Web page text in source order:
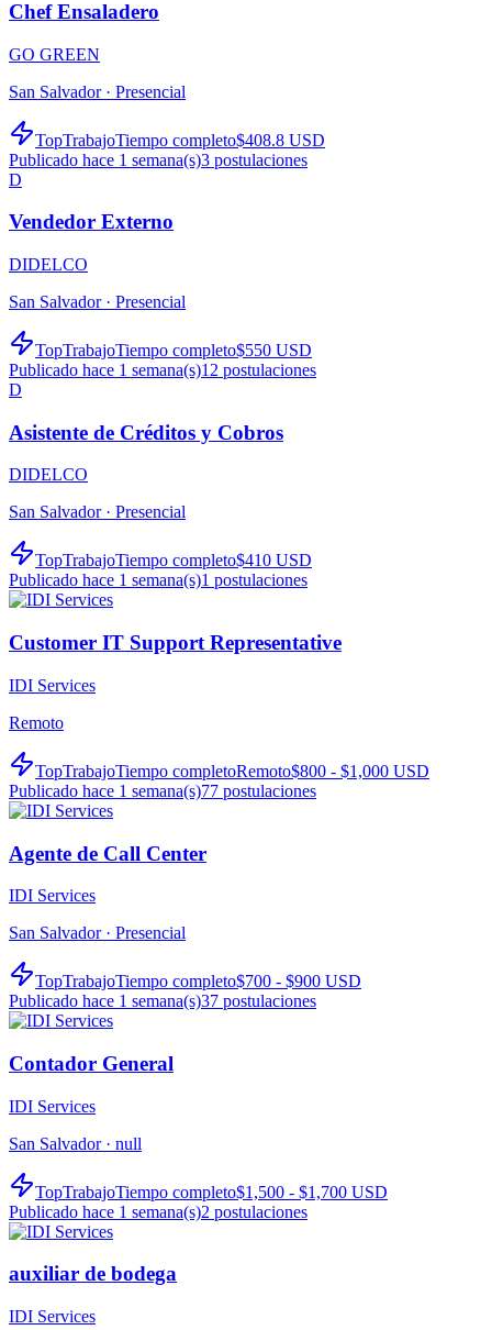
Chef Ensaladero
GO GREEN
San Salvador · Presencial
TopTrabajoTiempo completo$408.8 USD
Publicado hace 1 semana(s)3 postulaciones
D
Vendedor Externo
DIDELCO
San Salvador · Presencial
TopTrabajoTiempo completo$550 USD
Publicado hace 1 semana(s)12 postulaciones
D
Asistente de Créditos y Cobros
DIDELCO
San Salvador · Presencial
TopTrabajoTiempo completo$410 USD
Publicado hace 1 semana(s)1 postulaciones
Customer IT Support Representative
IDI Services
Remoto
TopTrabajoTiempo completoRemoto$800 - $1,000 USD
Publicado hace 1 semana(s)77 postulaciones
Agente de Call Center
IDI Services
San Salvador · Presencial
TopTrabajoTiempo completo$700 - $900 USD
Publicado hace 1 semana(s)37 postulaciones
Contador General
IDI Services
San Salvador · null
TopTrabajoTiempo completo$1,500 - $1,700 USD
Publicado hace 1 semana(s)2 postulaciones
auxiliar de bodega
IDI Services